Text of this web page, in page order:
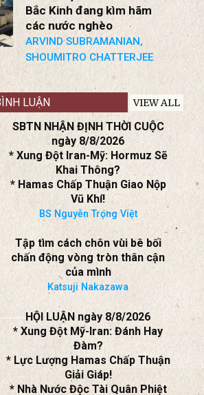
BS Nguyễn Trọng Việt
Chiến lược xuất khẩu của
các nước nghèo
ARVIND SUBRAMANIAN,
SHOUMITRO CHATTERJEE
BÌNH LUẬN VIEW ALL
SBTN NHẬN ĐỊNH THỜI CUỘC
ngày 8/8/2026
* Xung Đột Iran-Mỹ: Hormuz Sẽ
Khai Thông?
* Hamas Chấp Thuận Giao Nộp
Vũ Khí!
BS Nguyễn Trọng Việt
Tập tìm cách chôn vùi bê bối
chấn động vòng tròn thân cận
của mình
Katsuji Nakazawa
HỘI LUẬN ngày 8/8/2026
* Xung Đột Mỹ-Iran: Đánh Hay